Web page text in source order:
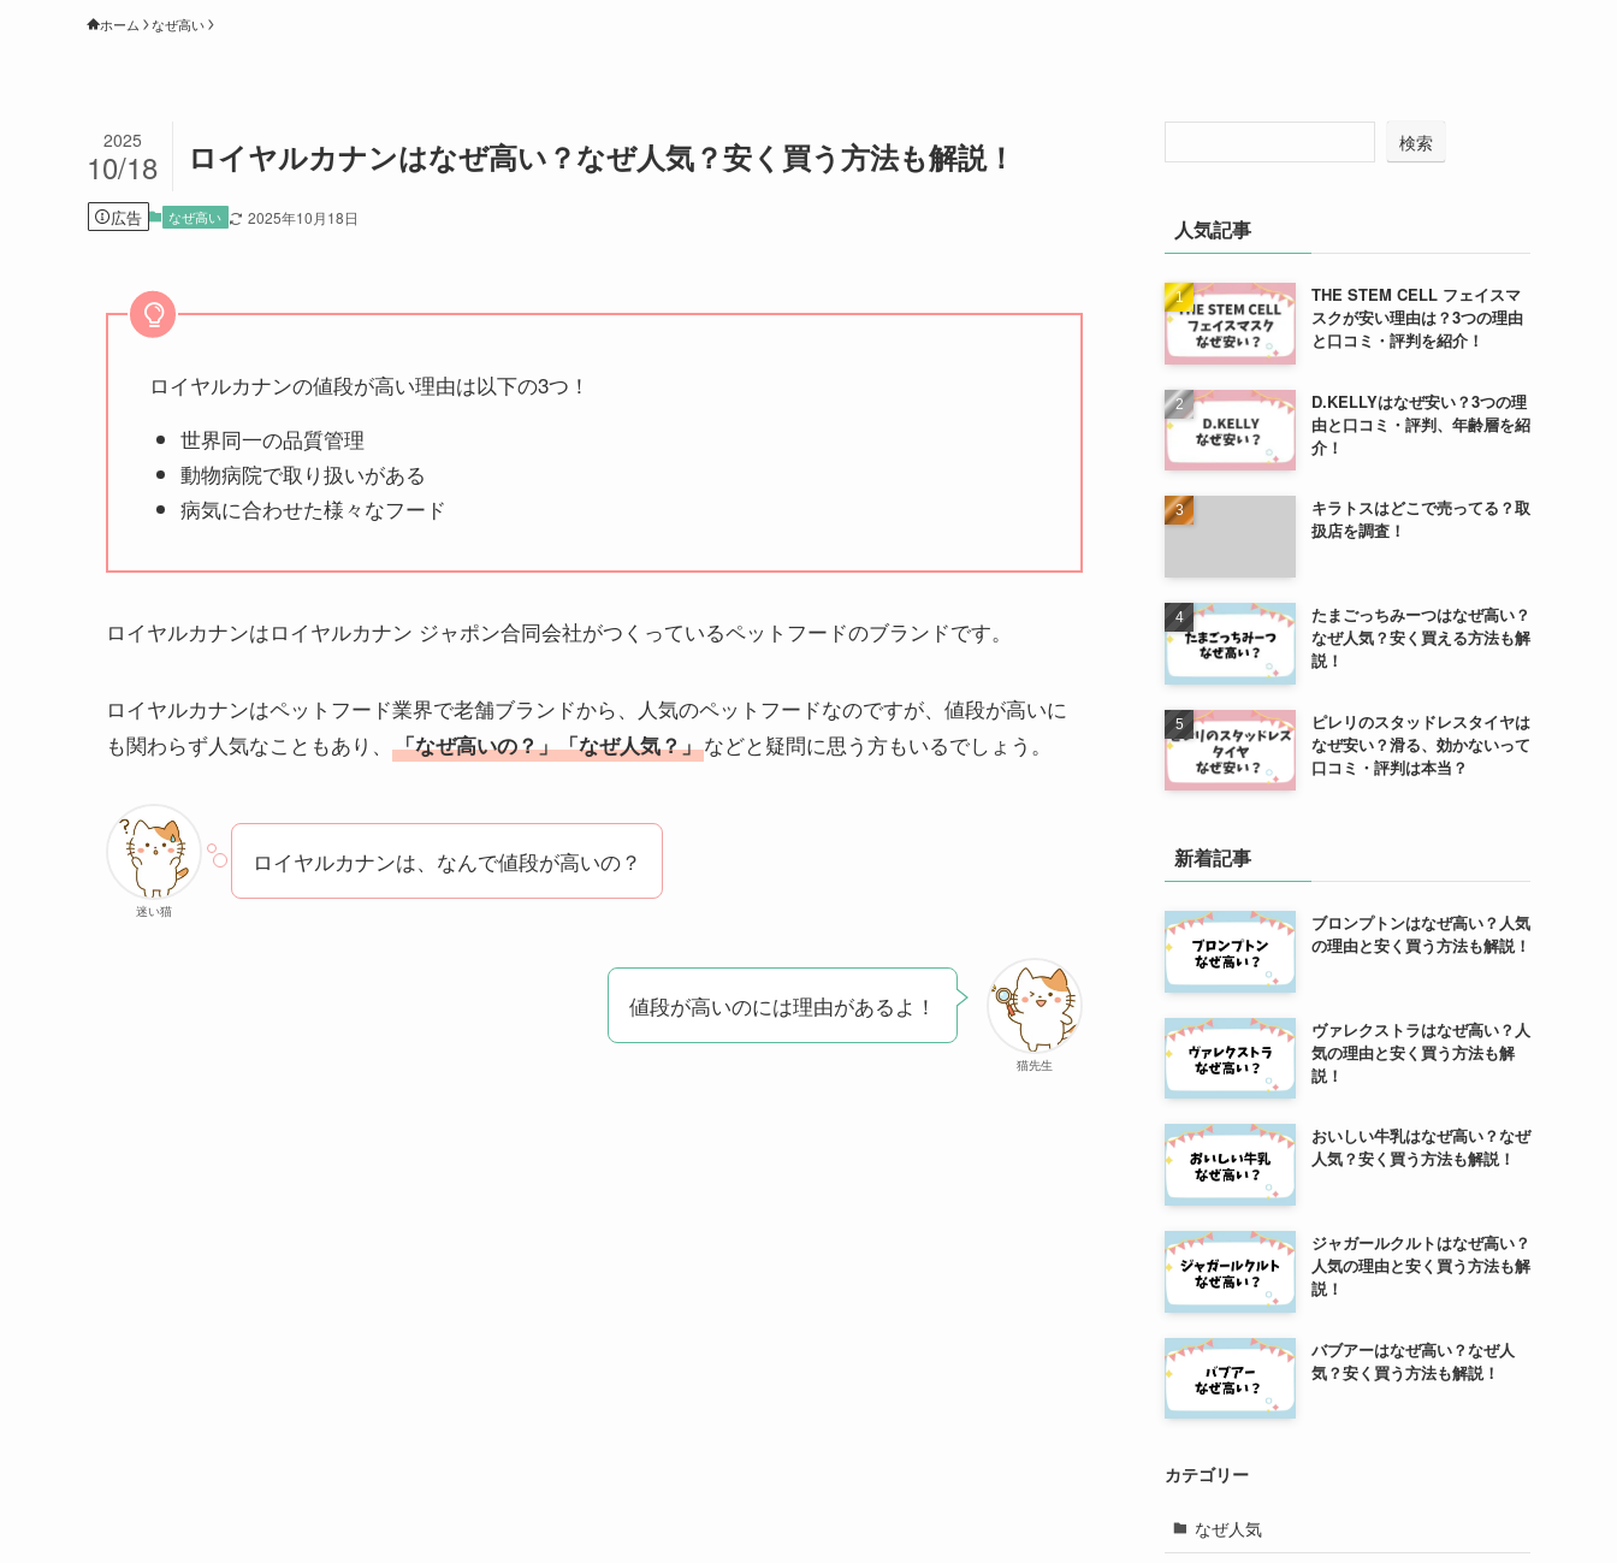
ホーム なぜ高い
ロイヤルカナンはなぜ高い？なぜ人気？安く買う方法も解説！
2025
10/18
広告 なぜ高い 2025年10月18日
ロイヤルカナンの値段が高い理由は以下の3つ！
世界同一の品質管理
動物病院で取り扱いがある
病気に合わせた様々なフード
ロイヤルカナンはロイヤルカナン ジャポン合同会社がつくっているペットフードのブランドです。
ロイヤルカナンはペットフード業界で老舗ブランドから、人気のペットフードなのですが、値段が高いに
も関わらず人気なこともあり、
「なぜ高いの？」「なぜ人気？」などと疑問に思う方もいるでしょう。
迷い猫
ロイヤルカナンは、なんで値段が高いの？
猫先生
値段が高いのには理由があるよ！
検索
人気記事
THE STEM CELL フェイスマ
スクが安い理由は？3つの理由
と口コミ・評判を紹介！
D.KELLYはなぜ安い？3つの理
由と口コミ・評判、年齢層を紹
介！
キラトスはどこで売ってる？取
扱店を調査！
たまごっちみーつはなぜ高い？
なぜ人気？安く買える方法も解
説！
ピレリのスタッドレスタイヤは
なぜ安い？滑る、効かないって
口コミ・評判は本当？
新着記事
ブロンプトンはなぜ高い？人気
の理由と安く買う方法も解説！
ヴァレクストラはなぜ高い？人
気の理由と安く買う方法も解
説！
おいしい牛乳はなぜ高い？なぜ
人気？安く買う方法も解説！
ジャガールクルトはなぜ高い？
人気の理由と安く買う方法も解
説！
バブアーはなぜ高い？なぜ人
気？安く買う方法も解説！
カテゴリー
なぜ人気